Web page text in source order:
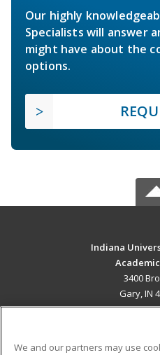
Our highly
Specialists will answer
might have about the
options.
Indiana
3400
Gary, IN
We and our partners may use